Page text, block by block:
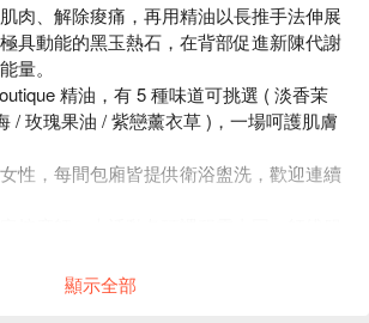
肉、解除痠痛，再用精油以長推手法伸展
具動能的黑玉熱石，在背部促進新陳代謝
量。
精油，有 5 種味道可挑選 ( 淡香茉
/ 玫瑰果油 / 紫戀薰衣草 )，一場呵護肌膚
性，每間包廂皆提供衛浴盥洗，歡迎連續
顯示全部